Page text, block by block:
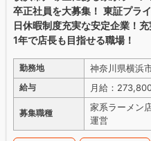
卒正社員を大募集！ 東証プラ
日休暇制度充実な安定企業！
1年で店長も目指せる職場！
勤務地 神奈川県横浜
給与 月給：
募集職種
家系ラーメン
運営